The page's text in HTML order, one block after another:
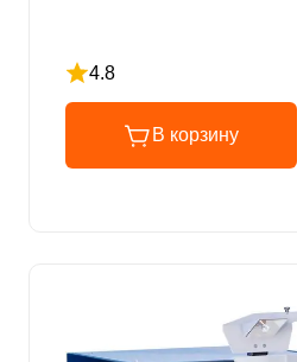
4.8
Рейтинг 4.8 из 5
В корзину